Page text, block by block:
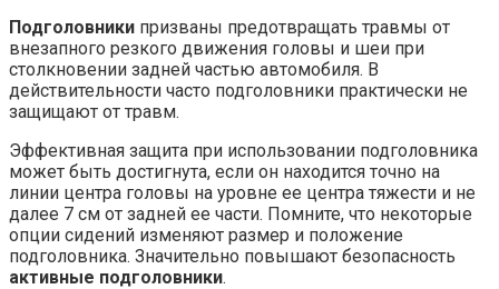
Подголовники призваны предотвращать травмы от
внезапного резкого движения головы и шеи при
столкновении задней частью автомобиля. В
действительности часто подголовники практически не
защищают от травм.
Эффективная защита при использовании подголовника
может быть достигнута, если он находится точно на
линии центра головы на уровне ее центра тяжести и не
далее 7 см от задней ее части. Помните, что некоторые
опции сидений изменяют размер и положение
подголовника. Значительно повышают безопасность
активные подголовники.